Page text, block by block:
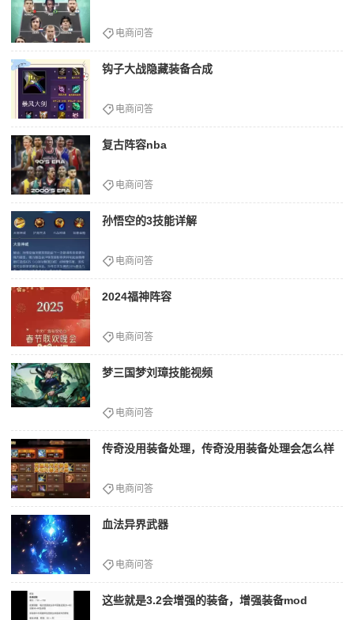
电商问答
钩子大战隐藏装备合成
电商问答
复古阵容nba
电商问答
孙悟空的3技能详解
电商问答
2024福神阵容
电商问答
梦三国梦刘璋技能视频
电商问答
传奇没用装备处理，传奇没用装备处理会怎么样
电商问答
血法异界武器
电商问答
这些就是3.2会增强的装备，增强装备mod